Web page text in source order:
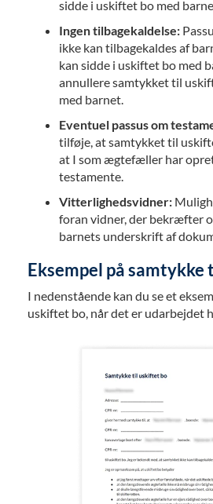
sidde i uskiftet bo med
Ingen tilbagekaldelse:
ikke kan tilbagekaldes af
kan sidde i uskiftet bo med
annullere samtykket til
med barnet.
Eventuel passus om
tilføje, at samtykket til
at I som ægtefæller har
testamente.
Vitterlighedsvidner:
foran vidner, der bekræfter
barnets underskrift af
Eksempel på
I nedenstående kan du se et
uskiftet bo, når det er udarbejdet